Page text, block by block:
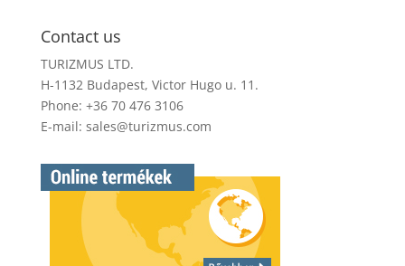
Contact us
TURIZMUS LTD.
H-1132 Budapest, Victor Hugo u. 11.
Phone: +36 70 476 3106
E-mail: sales@turizmus.com